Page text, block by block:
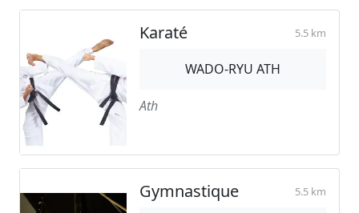
Karaté 5.5 km
WADO-RYU ATH
Ath
Gymnastique 5.5 km